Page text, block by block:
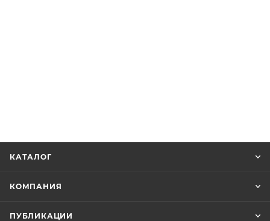
КАТАЛОГ
КОМПАНИЯ
ПУБЛИКАЦИИ